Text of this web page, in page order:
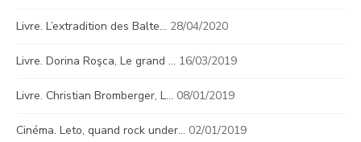
Livre. L’extradition des Balte… 28/04/2020
Livre. Dorina Roşca, Le grand … 16/03/2019
Livre. Christian Bromberger, L… 08/01/2019
Cinéma. Leto, quand rock under… 02/01/2019